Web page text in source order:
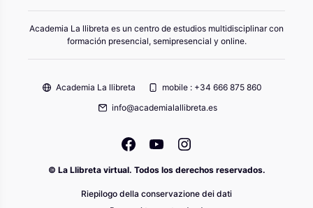
Academia La llibreta es un centro de estudios multidisciplinar con
formación presencial, semipresencial y online.
Academia La llibreta
mobile : +34 666 875 860
info@academialallibreta.es
© La Llibreta virtual. Todos los derechos reservados.
Riepilogo della conservazione dei dati